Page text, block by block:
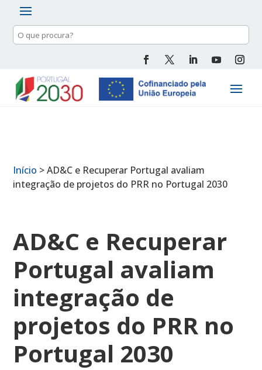
Pesquisa
de
Início >AD&C e Recuperar Portugal avaliam
integração de projetos do PRR no Portugal 2030
AD&C e Recuperar
Portugal avaliam
integração de
projetos do PRR no
Portugal 2030